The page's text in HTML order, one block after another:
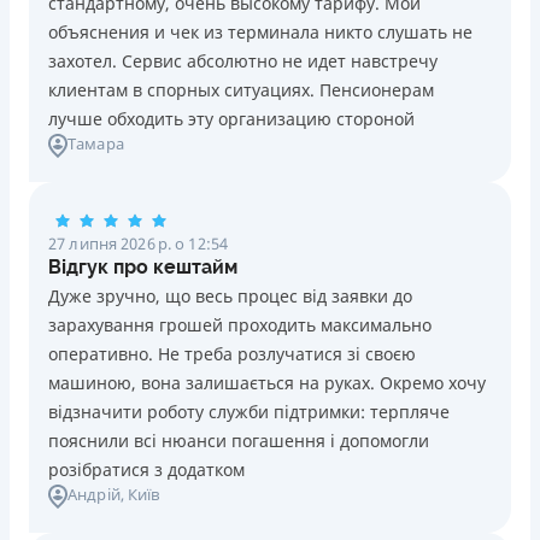
Ліцензія НБУ №10
Вся інформація про кредит
Знижена процентна ставка 0,01% в день для нових
клієнтів на період від 3 до 30 днів (після цього діє
стандартна ставка 1%)
Запитуються лише дані паспорта, ІПН, номер
банківської картки й телефону
Оформляються кредити онлайн 24/7. Розглядаються
кредитною історією
Переказуються гроші на банківську картку відразу
після підписання електронного договору про надання
кредиту
Даруються знижки до -99% постійним клієнтам на
майбутні кредити згідно з програмою лояльності
Програма лояльності для постійних клієнтів
Цілодобова підтримка в Viber, Telegram, Facebook
Недоліки
Нема кредиту для юросіб (ФОП)
объяснения и чек из терминала никто слушать не
захотел. Сервис абсолютно не идет навстречу
клиентам в спорных ситуациях. Пенсионерам
лучше обходить эту организацию стороной
Тамара
27 липня 2026 р. о 12:54
Відгук про кештайм
Дуже зручно, що весь процес від заявки до
зарахування грошей проходить максимально
оперативно. Не треба розлучатися зі своєю
машиною, вона залишається на руках. Окремо хочу
відзначити роботу служби підтримки: терпляче
пояснили всі нюанси погашення і допомогли
розібратися з додатком
Андрій, Київ